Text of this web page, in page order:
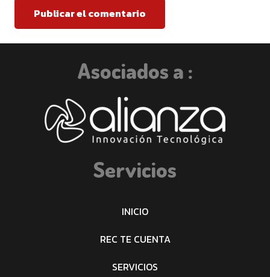
Publicar el comentario
Asociados a :
Servicios
INICIO
REC TE CUENTA
SERVICIOS